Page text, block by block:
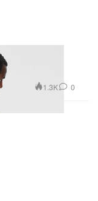
1.3K 0